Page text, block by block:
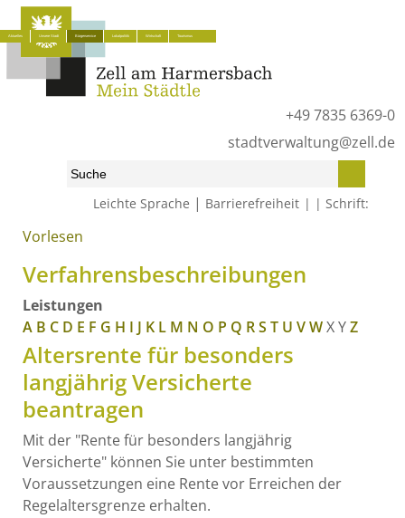
+49 7835 6369-0
stadtverwaltung@zell.de
Leichte Sprache | Barrierefreiheit Schrift:
Aktuelles Unsere Stadt Bürgerservice Lokalpolitik Wirtschaft Tourismus
Start» Bürgerservice »
Vorlesen
Verfahrensbeschreibungen
Leistungen
A B C D E F G H I J K L M N O P Q RS T U VWXYZ
Altersrente für besonders
langjährig Versicherte
beantragen
Mit der "Rente für besonders langjährig
Versicherte" können Sie unter bestimmten
Voraussetzungen eine Rente vor Erreichen der
Regelaltersgrenze erhalten.